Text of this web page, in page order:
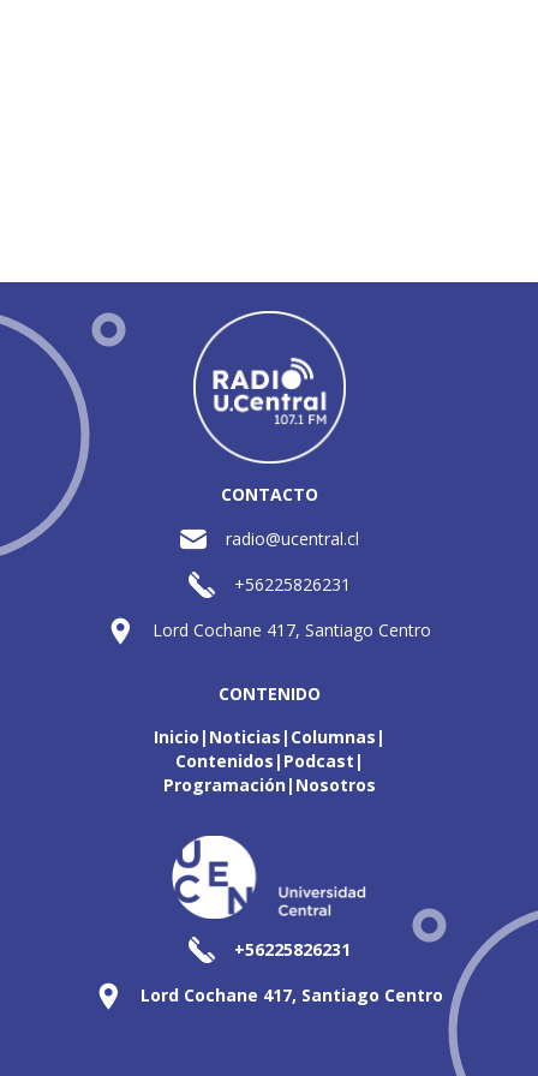
CONTACTO
radio@ucentral.cl
+56225826231
Lord Cochane 417, Santiago Centro
CONTENIDO
Inicio Noticias Columnas
Contenidos Podcast
Programación Nosotros
+56225826231
Lord Cochane 417, Santiago Centro